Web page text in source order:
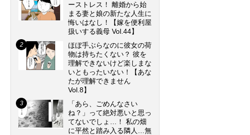
ーストレス！ 離婚から始
まる妻と娘の新たな人生に
悔いはなし！【嫁を便利屋
扱いする義母 Vol.44】
ほぼ手ぶらなのに彼女の荷
物は持ちたくない？ 彼を
理解できないけど楽しまな
いともったいない！【あな
たが理解できません
Vol.8】
「あら、ごめんなさい
ね？」って絶対悪いと思っ
てないでしょ…！ 私の畑
に平然と踏み入る隣人…無